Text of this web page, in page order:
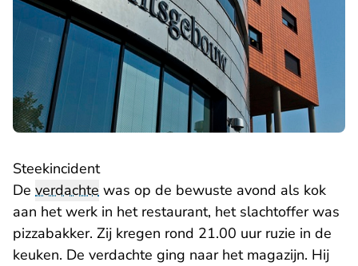
Steekincident
De verdachte was op de bewuste avond als kok
aan het werk in het restaurant, het slachtoffer was
pizzabakker. Zij kregen rond 21.00 uur ruzie in de
keuken. De verdachte ging naar het magazijn. Hij